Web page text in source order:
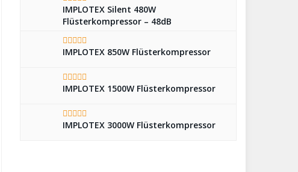
IMPLOTEX Silent 480W
Flüsterkompressor – 48dB
IMPLOTEX 850W Flüsterkompressor
IMPLOTEX 1500W Flüsterkompressor
IMPLOTEX 3000W Flüsterkompressor